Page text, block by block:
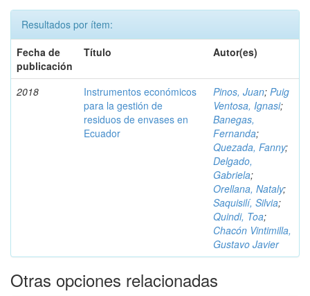
Resultados por ítem:
Fecha de
publicación
Título Autor(es)
2018
Instrumentos económicos
para la gestión de
residuos de envases en
Ecuador
Pinos, Juan; Puig
Ventosa, Ignasi;
Banegas,
Fernanda;
Quezada, Fanny;
Delgado,
Gabriela;
Orellana, Nataly;
Saquisilí, Silvia;
Quindi, Toa;
Chacón Vintimilla,
Gustavo Javier
Otras opciones relacionadas